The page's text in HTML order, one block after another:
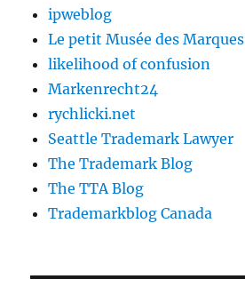
ipweblog
Le petit Musée des Marques
likelihood of confusion
Markenrecht24
rychlicki.net
Seattle Trademark Lawyer
The Trademark Blog
The TTA Blog
Trademarkblog Canada